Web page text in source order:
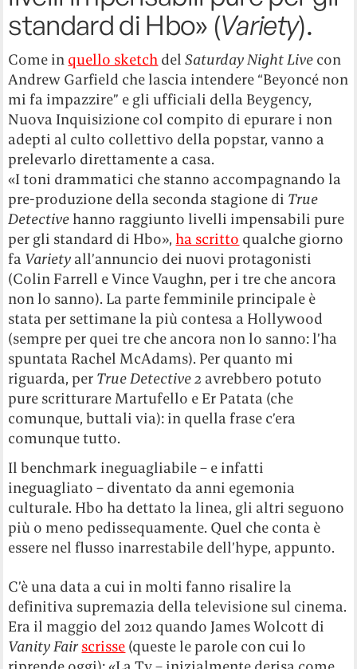
standard di Hbo» (Variety).
Come in quello sketch delSaturday Night Live con
Andrew Garfield che lascia intendere “Beyoncé non
mi fa impazzire” e gli ufficiali della Beygency,
Nuova Inquisizione col compito di epurare i non
adepti al culto collettivo della popstar, vanno a
prelevarlo direttamente a casa.
«I toni drammatici che stanno accompagnando la
pre-produzione della seconda stagione di True
Detective hanno raggiunto livelli impensabili pure
per gli standard di Hbo», ha scritto qualche giorno
fa Variety all’annuncio dei nuovi protagonisti
(Colin Farrell e Vince Vaughn, per i tre che ancora
non lo sanno). La parte femminile principale è
stata per settimane la più contesa a Hollywood
(sempre per quei tre che ancora non lo sanno: l’ha
spuntata Rachel McAdams). Per quanto mi
riguarda, per True Detective 2 avrebbero potuto
pure scritturare Martufello e Er Patata (che
comunque, buttali via): in quella frase c’era
comunque tutto.
Il benchmark ineguagliabile – e infatti
ineguagliato – diventato da anni egemonia
culturale. Hbo ha dettato la linea, gli altri seguono
più o meno pedissequamente. Quel che conta è
essere nel flusso inarrestabile dell’hype, appunto.
C’è una data a cui in molti fanno risalire la
definitiva supremazia della televisione sul cinema.
Era il maggio del 2012 quando James Wolcott di
Vanity Fair scrisse (queste le parole con cui lo